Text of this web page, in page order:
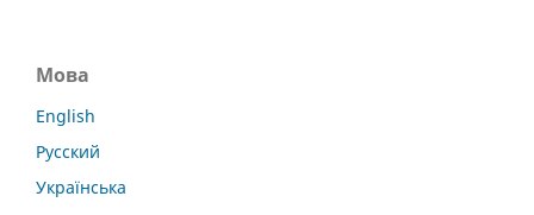
Мова
English
Русский
Українська